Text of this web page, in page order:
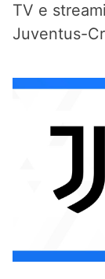
TV e
Juventus-